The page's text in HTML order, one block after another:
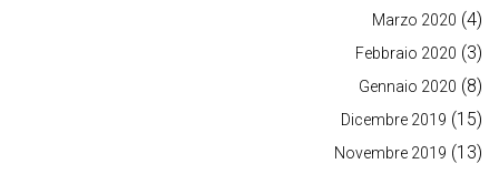
Marzo 2020 (4)
Febbraio 2020 (3)
Gennaio 2020 (8)
Dicembre 2019 (15)
Novembre 2019 (13)